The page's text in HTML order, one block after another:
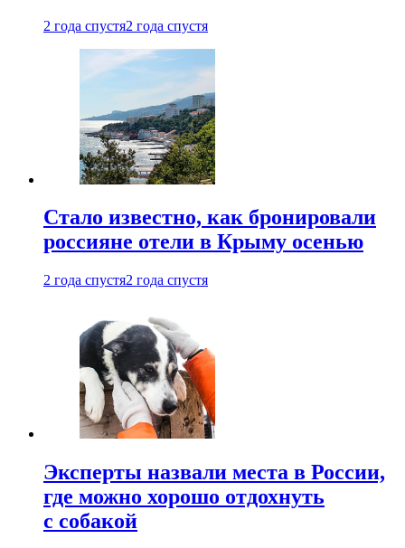
2 года спустя2 года спустя
Стало известно, как бронировали
россияне отели в Крыму осенью
2 года спустя2 года спустя
Эксперты назвали места в России,
где можно хорошо отдохнуть
с собакой